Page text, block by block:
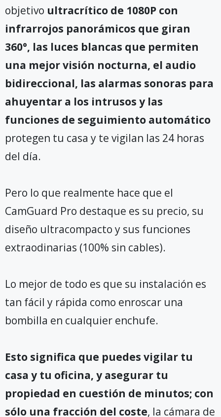
objetivo ultracrítico de 1080P con
infrarrojos panorámicos que giran
360°, las luces blancas que permiten
una mejor visión nocturna, el audio
bidireccional, las alarmas sonoras para
ahuyentar a los intrusos y las
funciones de seguimiento automático
protegen tu casa y te vigilan las 24 horas
del día.
Pero lo que realmente hace que el
CamGuard Pro destaque es su precio, su
diseño ultracompacto y sus funciones
extraodinarias (100% sin cables).
Lo mejor de todo es que su instalación es
tan fácil y rápida como enroscar una
bombilla en cualquier enchufe.
Esto significa que puedes vigilar tu
casa y tu oficina, y asegurar tu
propiedad en cuestión de minutos; con
sólo una fracción del coste, la cámara de